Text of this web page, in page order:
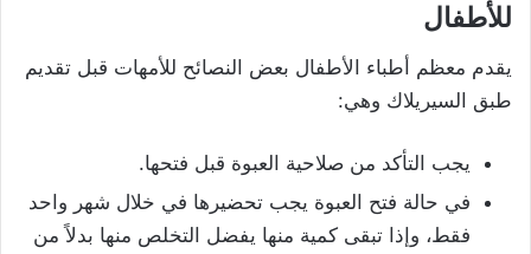
للأطفال
يقدم معظم أطباء الأطفال بعض النصائح للأمهات قبل تقديم
طبق السيريلاك وهي:
يجب التأكد من صلاحية العبوة قبل فتحها.
في حالة فتح العبوة يجب تحضيرها في خلال شهر واحد
فقط، وإذا تبقى كمية منها يفضل التخلص منها بدلاً من